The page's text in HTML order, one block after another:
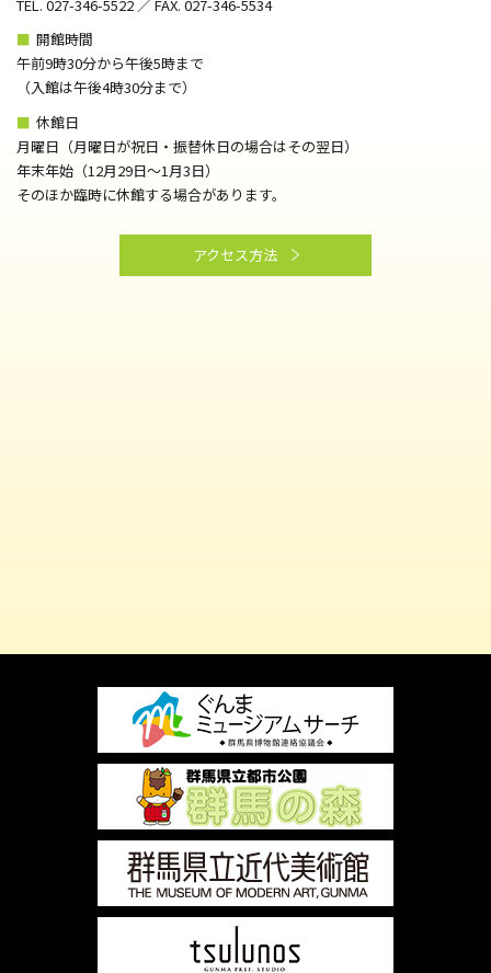
TEL. 027-346-5522 ／ FAX. 027-346-5534
■ 開館時間
午前9時30分から午後5時まで
（⼊館は午後4時30分まで）
■ 休館日
月曜日（月曜日が祝日・振替休日の場合はその翌日）
年末年始（12月29日～1月3日）
そのほか臨時に休館する場合があります。
アクセス方法